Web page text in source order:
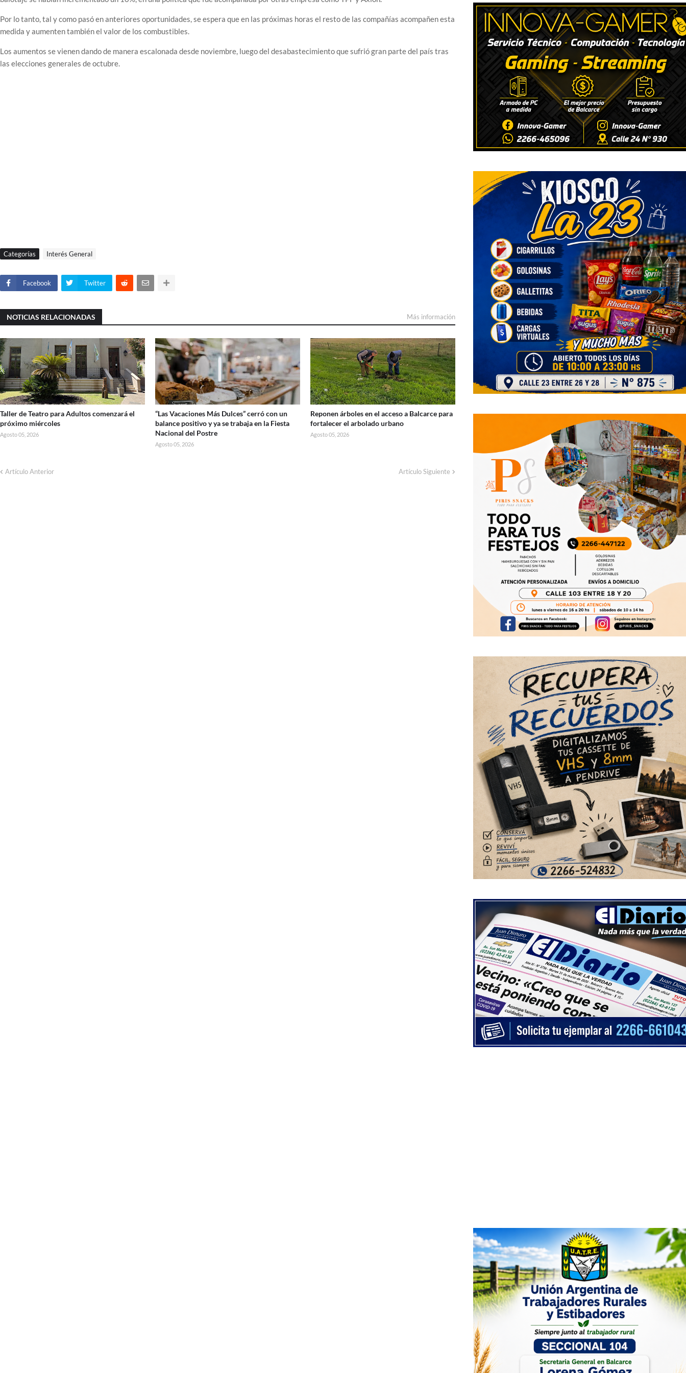
Por lo tanto, tal y como pasó en anteriores oportunidades, se espera que en las próximas horas el resto de las compañías acompañen esta
medida y aumenten también el valor de los combustibles.
Los aumentos se vienen dando de manera escalonada desde noviembre, luego del desabastecimiento que sufrió gran parte del país tras
las elecciones generales de octubre.
Categorías Interés General
Facebook Twitter
NOTICIAS RELACIONADAS Más información
Taller de Teatro para Adultos comenzará el
próximo miércoles
Agosto 05, 2026
“Las Vacaciones Más Dulces” cerró con un
balance positivo y ya se trabaja en la Fiesta
Nacional del Postre
Agosto 05, 2026
Reponen árboles en el acceso a Balcarce para
fortalecer el arbolado urbano
Agosto 05, 2026
Artículo Anterior Artículo Siguiente